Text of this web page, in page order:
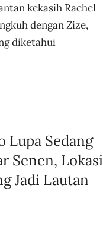
e
i
d
kekasih Rachel
dengan Zize,
diketahui
Lupa Sedang
Senen, Lokasi
Jadi Lautan